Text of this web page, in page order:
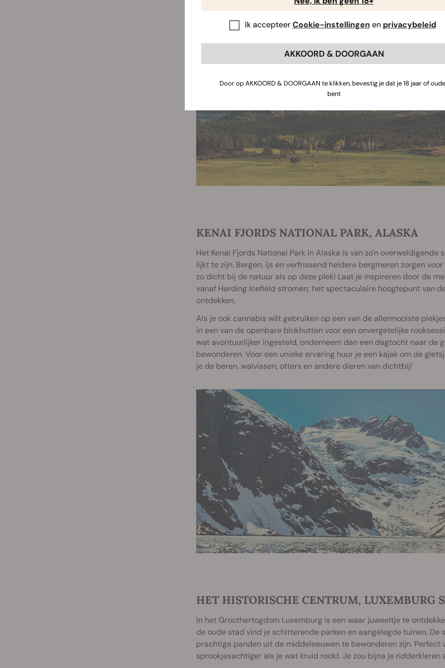
KENAI FJORDS NATIONAL PARK, ALASKA
Het Kenai Fjords National Park in Alaska is van zo'n
lijkt te zijn. Bergen, ijs en verfrissend heldere bergmeren zorgen
zo dicht bij de natuur als op deze plek! Laat je inspireren door de
vanaf Harding Icefield stromen; het spectaculaire hoogtepunt van
ontdekken.
Als je ook cannabis wilt gebruiken op een van de allermooiste
in een van de openbare blokhutten voor een onvergetelijke
wat avontuurlijker ingesteld, onderneem dan een dagtocht naar de
bewonderen. Voor een unieke ervaring huur je een kajak om de
je de beren, walvissen, otters en andere dieren van dichtbij!
HET HISTORISCHE CENTRUM, LUXEMBURG
In het Groothertogdom Luxemburg is een waar juweeltje te
de oude stad vind je schitterende parken en aangelegde tuinen. De
prachtige panden uit de middeleeuwen te bewonderen zijn. Perfect
sprookjesachtiger als je wat kruid rookt. Je zou bijna je ridderkleren
Ik accepteerCookie-instellingen en privacybeleid
AKKOORD & DOORGAAN
Door op AKKOORD & DOORGAAN te klikken, bevestig je dat je 18 jaar of
bent